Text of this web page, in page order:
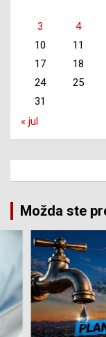
3
4
10
11
17
18
24
25
31
« jul
Možda ste